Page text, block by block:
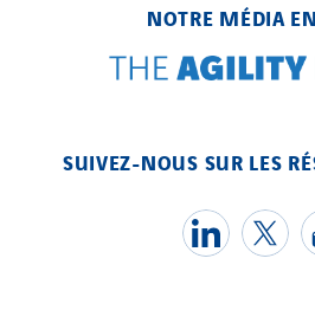
NOTRE MÉDIA
SUIVEZ-NOUS SUR LES
Tunzini Toulouse
Tunzini Troyes
Valentin
VINCI Stiftung